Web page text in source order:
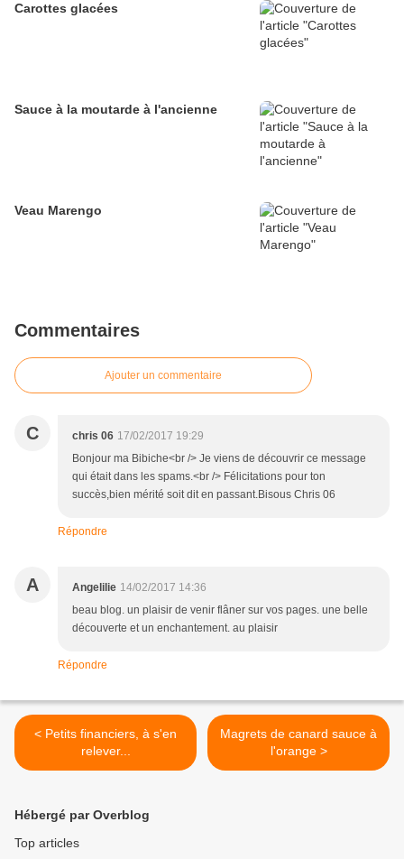
Carottes glacées
Sauce à la moutarde à l'ancienne
Veau Marengo
Commentaires
Ajouter un commentaire
C chris 06 17/02/2017 19:29
Bonjour ma Bibiche<br /> Je viens de découvrir ce message
qui était dans les spams.<br /> Félicitations pour ton
succès,bien mérité soit dit en passant.Bisous Chris 06
Répondre
A Angelilie 14/02/2017 14:36
beau blog. un plaisir de venir flâner sur vos pages. une belle
découverte et un enchantement. au plaisir
Répondre
< Petits financiers, à s'en
relever...
Magrets de canard sauce à
l'orange >
Hébergé par Overblog
Top articles